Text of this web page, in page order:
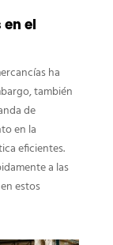
el
ha
también
de
en la
eficientes.
a las
estos